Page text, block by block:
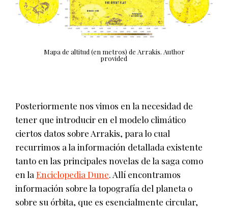
Mapa de altitud (en metros) de Arrakis. Author
provided
Posteriormente nos vimos en la necesidad de
tener que introducir en el modelo climático
ciertos datos sobre Arrakis, para lo cual
recurrimos a la información detallada existente
tanto en las principales novelas de la saga como
en la Enciclopedia Dune. Allí encontramos
información sobre la topografía del planeta o
sobre su órbita, que es esencialmente circular,